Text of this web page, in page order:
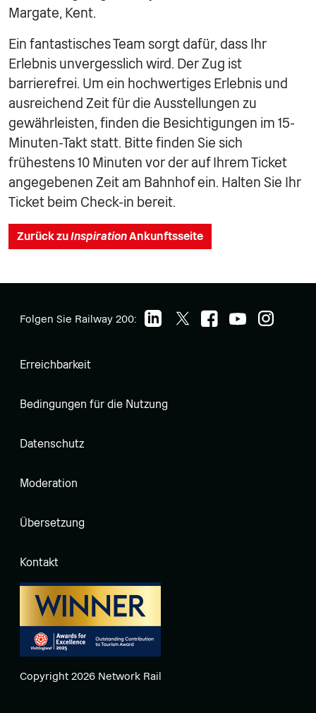
Margate, Kent.
Ein fantastisches Team sorgt dafür, dass Ihr
Erlebnis unvergesslich wird. Der Zug ist
barrierefrei. Um ein hochwertiges Erlebnis und
ausreichend Zeit für die Ausstellungen zu
gewährleisten, finden die Besichtigungen im 15-
Minuten-Takt statt. Bitte finden Sie sich
frühestens 10 Minuten vor der auf Ihrem Ticket
angegebenen Zeit am Bahnhof ein. Halten Sie Ihr
Ticket beim Check-in bereit.
Zurück zuInspirationAnkunftsseite
Folgen Sie Railway 200:
Erreichbarkeit
Bedingungen für die Nutzung
Datenschutz
Moderation
Übersetzung
Kontakt
Copyright 2026 Network Rail